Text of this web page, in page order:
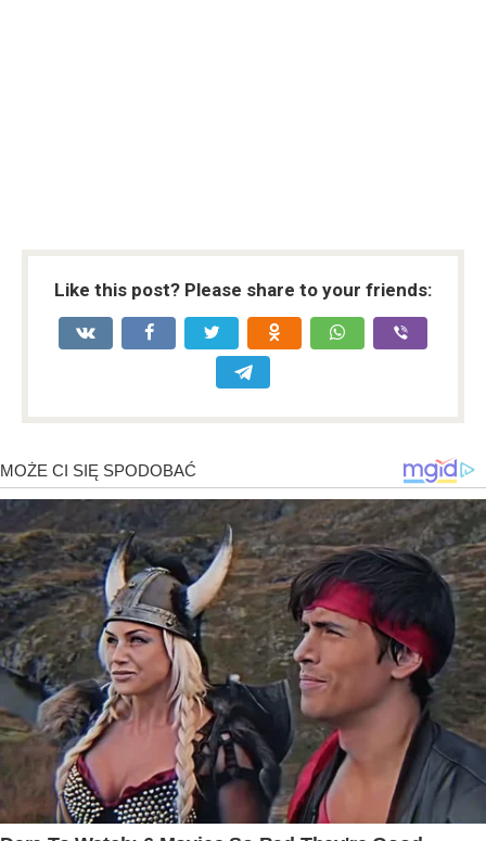
Like this post? Please share to your friends: